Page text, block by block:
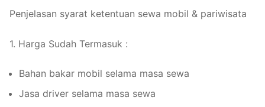
Penjelasan syarat ketentuan sewa mobil & pariwisata
1. Harga Sudah Termasuk :
Bahan bakar mobil selama masa sewa
Jasa driver selama masa sewa